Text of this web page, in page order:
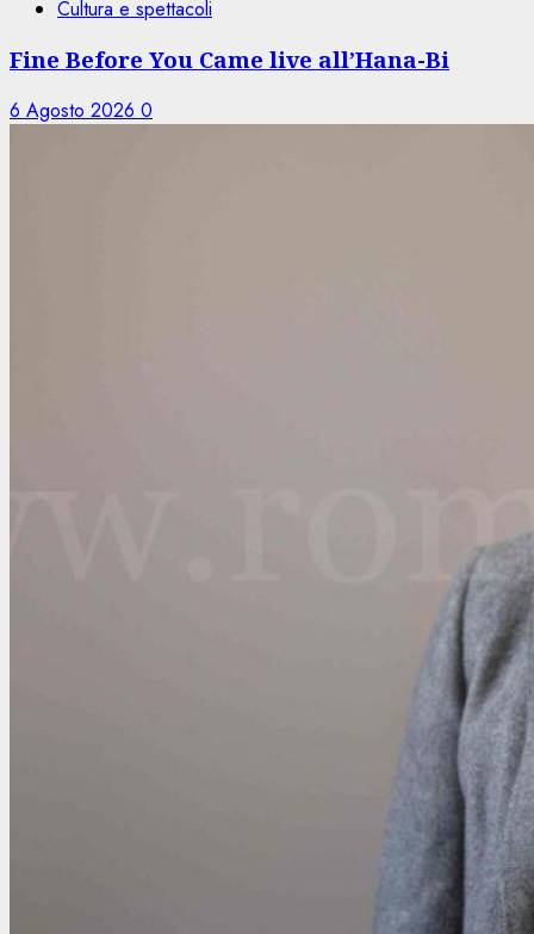
Cultura e spettacoli
Fine Before You Came live all’Hana-Bi
6 Agosto 2026 0